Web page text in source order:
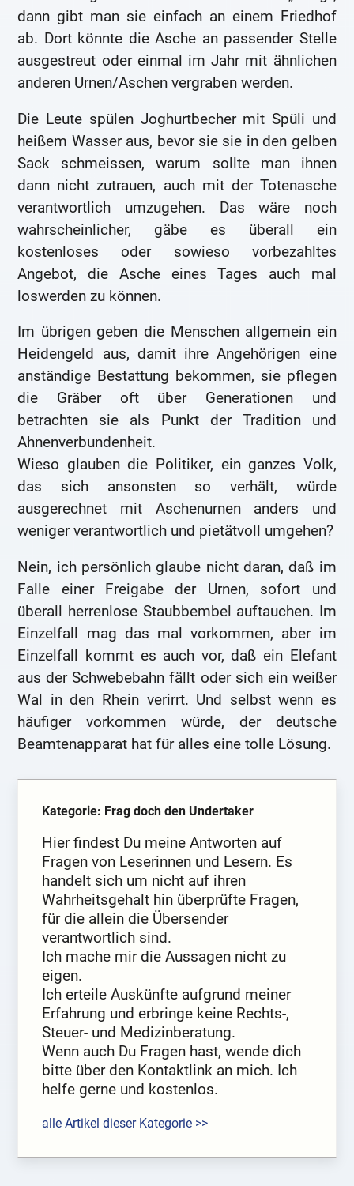
dann gibt man sie einfach an einem Friedhof
ab. Dort könnte die Asche an passender Stelle
ausgestreut oder einmal im Jahr mit ähnlichen
anderen Urnen/Aschen vergraben werden.
Die Leute spülen Joghurtbecher mit Spüli und
heißem Wasser aus, bevor sie sie in den gelben
Sack schmeissen, warum sollte man ihnen
dann nicht zutrauen, auch mit der Totenasche
verantwortlich umzugehen. Das wäre noch
wahrscheinlicher, gäbe es überall ein
kostenloses oder sowieso vorbezahltes
Angebot, die Asche eines Tages auch mal
loswerden zu können.
Im übrigen geben die Menschen allgemein ein
Heidengeld aus, damit ihre Angehörigen eine
anständige Bestattung bekommen, sie pflegen
die Gräber oft über Generationen und
betrachten sie als Punkt der Tradition und
Ahnenverbundenheit.
Wieso glauben die Politiker, ein ganzes Volk,
das sich ansonsten so verhält, würde
ausgerechnet mit Aschenurnen anders und
weniger verantwortlich und pietätvoll umgehen?
Nein, ich persönlich glaube nicht daran, daß im
Falle einer Freigabe der Urnen, sofort und
überall herrenlose Staubbembel auftauchen. Im
Einzelfall mag das mal vorkommen, aber im
Einzelfall kommt es auch vor, daß ein Elefant
aus der Schwebebahn fällt oder sich ein weißer
Wal in den Rhein verirrt. Und selbst wenn es
häufiger vorkommen würde, der deutsche
Beamtenapparat hat für alles eine tolle Lösung.
Kategorie: Frag doch den Undertaker
Hier findest Du meine Antworten auf
Fragen von Leserinnen und Lesern. Es
handelt sich um nicht auf ihren
Wahrheitsgehalt hin überprüfte Fragen,
für die allein die Übersender
verantwortlich sind.
Ich mache mir die Aussagen nicht zu
eigen.
Ich erteile Auskünfte aufgrund meiner
Erfahrung und erbringe keine Rechts-,
Steuer- und Medizinberatung.
Wenn auch Du Fragen hast, wende dich
bitte über den Kontaktlink an mich. Ich
helfe gerne und kostenlos.
alle Artikel dieser Kategorie >>